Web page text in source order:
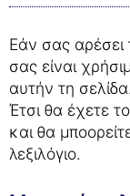
Εάν σας αρέσει
σας είναι
αυτήν τη σελίδα.
Έτσι θα έχετε
και θα
λεξιλόγιο.